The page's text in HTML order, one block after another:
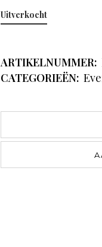
Uitverkocht
ARTIKELNUMMER:
CATEGORIEËN: